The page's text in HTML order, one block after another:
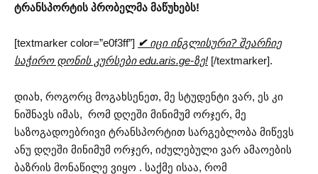
ტრანსპორტის პრობელმა მაწუხებს!
[textmarker color=”e0f3ff”] ✔იცი ინგლისური? შეარჩიე
საჭირო დონის კურსები edu.aris.ge-ზე! [/textmarker].
დიახ, როგორც მოგახსენეთ, მე სტუდენტი ვარ, ეს კი
ნიშნავს იმას, რომ დღეში მინიმუმ ორჯერ, მე
საზოგადოებრივი ტრანსპორტით სარგებლობა მიწევს
ანუ დღეში მინიმუმ ორჯერ, იძულებული ვარ ამაოების
ბაზრის მონაწილე ვიყო . საქმე ისაა, რომ